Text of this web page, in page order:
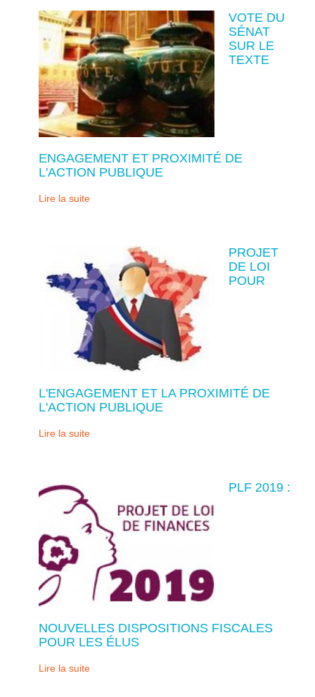
VOTE DU
SÉNAT
SUR LE
TEXTE
ENGAGEMENT ET PROXIMITÉ DE
L'ACTION PUBLIQUE
Lire la suite
PROJET
DE LOI
POUR
L'ENGAGEMENT ET LA PROXIMITÉ DE
L'ACTION PUBLIQUE
Lire la suite
PLF 2019 :
NOUVELLES DISPOSITIONS FISCALES
POUR LES ÉLUS
Lire la suite